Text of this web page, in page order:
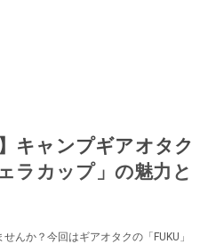
キャンプギアオタク
ラカップ」の魅力と
んか？今回はギアオタクの「FUKU」